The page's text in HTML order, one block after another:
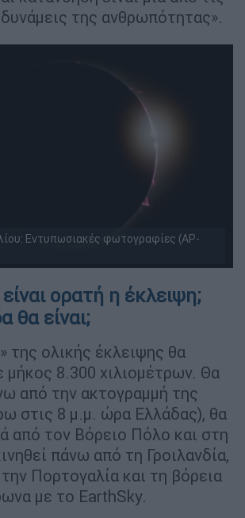
της ανθρωπότητας».
Εντυπωσιακές φωτογραφίες (AP-
ορατή η έκλειψη;
θα είναι;
της ολικής έκλειψης θα
μήκος 8.300 χιλιομέτρων. Θα
από την ακτογραμμή της
στις 8 μ.μ. ώρα Ελλάδας), θα
από τον Βόρειο Πόλο και στη
πάνω από τη Γροιλανδία,
την Πορτογαλία και τη βόρεια
με το EarthSky.